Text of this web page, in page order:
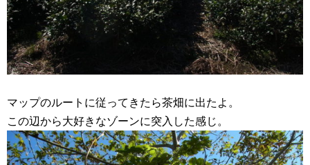
マップのルートに従ってきたら茶畑に出たよ。
この辺から大好きなゾーンに突入した感じ。